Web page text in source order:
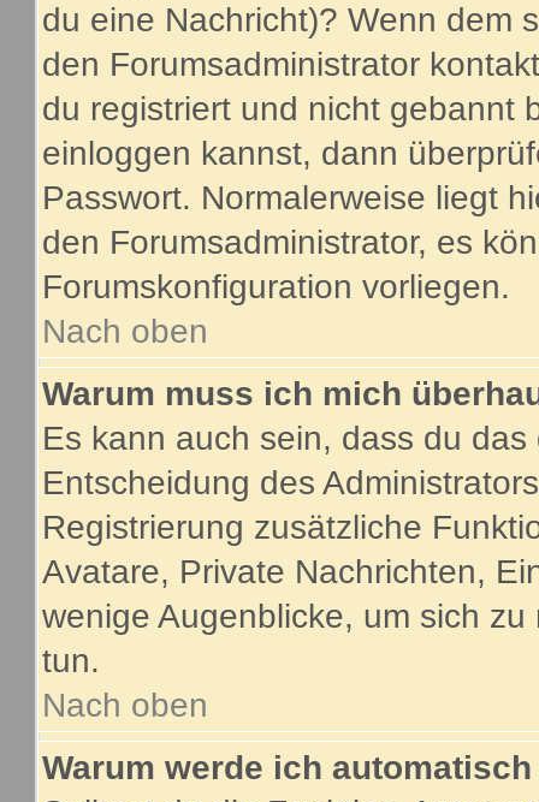
du eine Nachricht)? Wenn dem
den Forumsadministrator
du registriert und nicht gebannt
einloggen kannst, dann
Passwort. Normalerweise liegt
den Forumsadministrator, es
Forumskonfiguration vorliegen.
Nach oben
Warum muss ich mich
Es kann auch sein, dass du
Entscheidung des
Registrierung zusätzliche
Avatare, Private Nachrichten,
wenige Augenblicke, um sich
tun.
Nach oben
Warum werde ich